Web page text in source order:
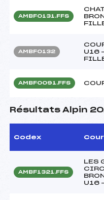
AMBF0131.FFS
AMBF0132
U16
AMBF0091.FFS
Résultats Alpin
Codex
AMBF1321.FFS
LES
U16